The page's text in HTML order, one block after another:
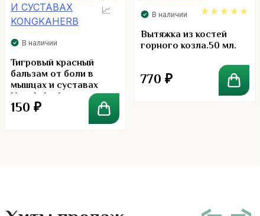
В наличии
Тигровый красный
бальзам от боли в
мышцах и суставах
Kongkaherb
150 ₽
В наличии
5.00
Вытяжка из костей
горного козла.50 мл.
770 ₽